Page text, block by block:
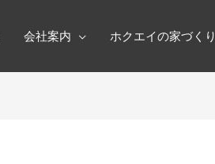
会社案内 ホクエイの家づくり